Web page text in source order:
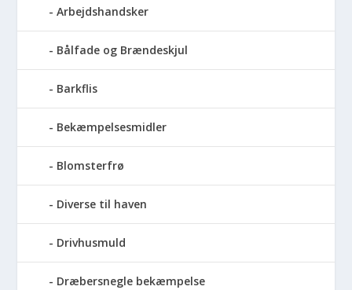
Arbejdshandsker
Bålfade og Brændeskjul
Barkflis
Bekæmpelsesmidler
Blomsterfrø
Diverse til haven
Drivhusmuld
Dræbersnegle bekæmpelse